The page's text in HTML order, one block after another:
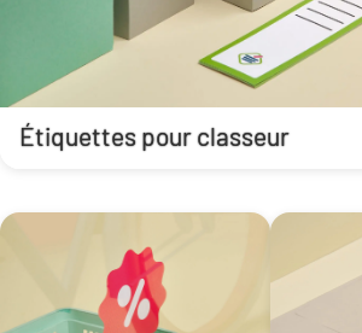
Étiquettes pour classeur